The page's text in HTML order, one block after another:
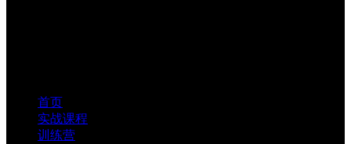
首页
实战课程
训练营